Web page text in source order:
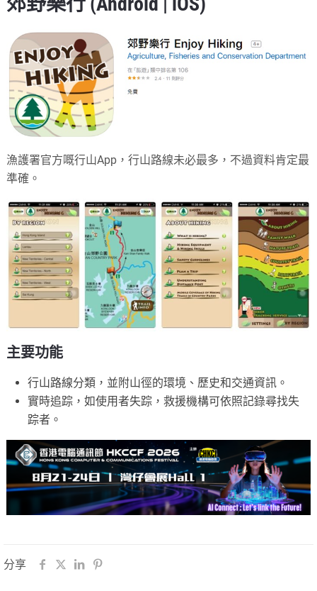
漁護署官方嘅行山App，行山路線未必最多，不過資料肯定最
準確。
主要功能
行山路線分類，並附山徑的環境、歷史和交通資訊。
實時追踪，如使用者失踪，救援機構可依照記錄尋找失
踪者。
分享